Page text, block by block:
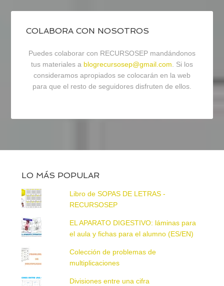
COLABORA CON NOSOTROS
Puedes colaborar con RECURSOSEP mandándonos
tus materiales a blogrecursosep@gmail.com . Si los
consideramos apropiados se colocarán en la web
para que el resto de seguidores disfruten de ellos.
LO MÁS POPULAR
Libro de SOPAS DE LETRAS -
RECURSOSEP
EL APARATO DIGESTIVO: láminas para
el aula y fichas para el alumno (ES/EN)
Colección de problemas de
multiplicaciones
Divisiones entre una cifra